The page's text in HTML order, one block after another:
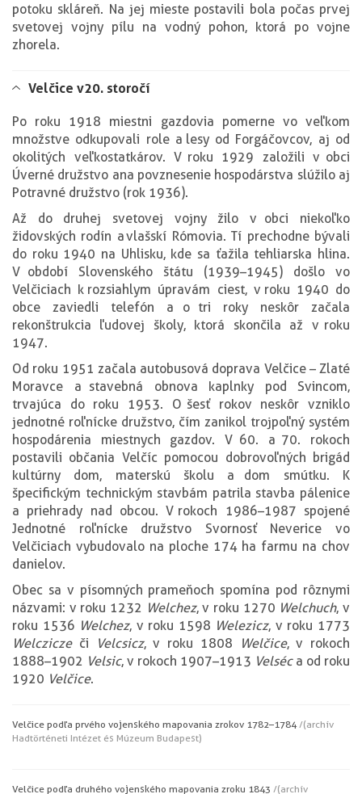
potoku skláreň. Na jej mieste postavili bola počas prvej
svetovej vojny pílu na vodný pohon, ktorá po vojne
zhorela.
Velčice v 20. storočí
Po roku 1918 miestni gazdovia pomerne vo veľkom
množstve odkupovali role a lesy od Forgáčovcov, aj od
okolitých veľkostatkárov. V roku 1929 založili v obci
Úverné družstvo a na povznesenie hospodárstva slúžilo aj
Potravné družstvo (rok 1936).
Až do druhej svetovej vojny žilo v obci niekoľko
židovských rodín a vlašskí Rómovia. Tí prechodne bývali
do roku 1940 na Uhlisku, kde sa ťažila tehliarska hlina.
V období Slovenského štátu (1939–1945) došlo vo
Velčiciach k rozsiahlym úpravám ciest, v roku 1940 do
obce zaviedli telefón a o tri roky neskôr začala
rekonštrukcia ľudovej školy, ktorá skončila až v roku
1947.
Od roku 1951 začala autobusová doprava Velčice – Zlaté
Moravce a stavebná obnova kaplnky pod Svincom,
trvajúca do roku 1953. O šesť rokov neskôr vzniklo
jednotné roľnícke družstvo, čím zanikol trojpoľný systém
hospodárenia miestnych gazdov. V 60. a 70. rokoch
postavili občania Velčíc pomocou dobrovoľných brigád
kultúrny dom, materskú školu a dom smútku. K
špecifickým technickým stavbám patrila stavba pálenice
a priehrady nad obcou. V rokoch 1986–1987 spojené
Jednotné roľnícke družstvo Svornosť Neverice vo
Velčiciach vybudovalo na ploche 174 ha farmu na chov
danielov.
Obec sa v písomných prameňoch spomína pod rôznymi
názvami: v roku 1232 Welchez, v roku 1270 Welchuch, v
roku 1536 Welchez, v roku 1598 Welezicz, v roku 1773
Welcziczeči Velcsicz, v roku 1808 Welčice, v rokoch
1888–1902 Velsic, v rokoch 1907–1913 Velséca od roku
1920 Velčice.
Velčice podľa prvého vojenského mapovania z rokov 1782–1784/(archív
Hadtörténeti Intézet és Múzeum Budapest)
Velčice podľa druhého vojenského mapovania z roku 1843 /(archív